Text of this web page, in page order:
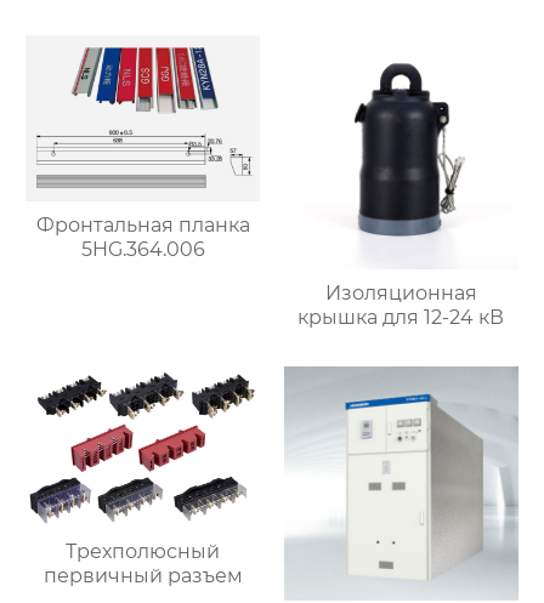
Фронтальная планка
5HG.364.006
Изоляционная
крышка для 12-24 кВ
Трехполюсный
первичный разъем